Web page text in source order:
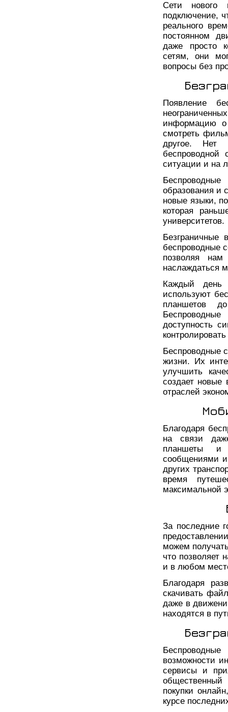
Сети нового
подключение,
реального
постоянном
даже просто
сетям, они
вопросы без
Появление
информацию
смотреть
другое. Нет
ситуации и на
образования и
новые языки,
которая
университетов.
Безграничные
беспроводные
позволяя
наслаждаться
Каждый день
используют
планшетов
доступность
Беспроводные
жизни. Их
улучшить
создает новые
отраслей
Благодаря
на связи
планшеты и
сообщениями
других
время
максимальной
За последние
можем
что позволяет
и в любом
Благодаря
скачивать
даже в
находятся в
возможности
сервисы и
покупки
курсе